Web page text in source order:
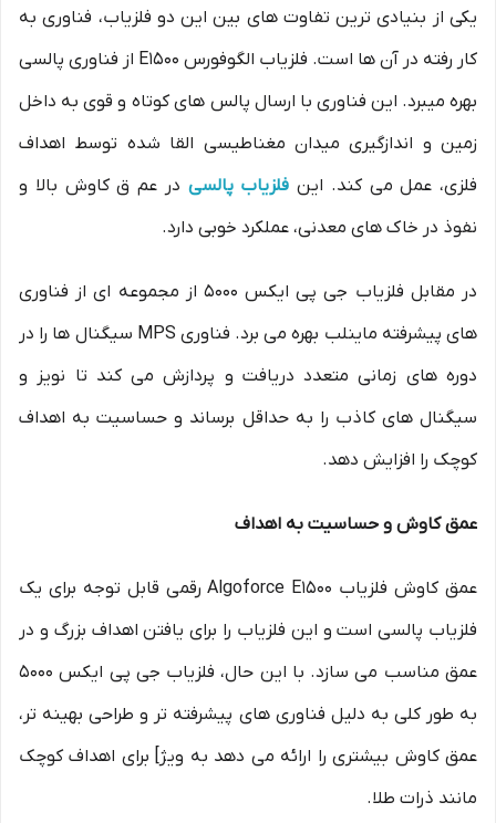
یکی از بنیادی ترین تفاوت های بین این دو فلزیاب، فناوری به
کار رفته در آن ها است. فلزیاب الگوفورس E1500 از فناوری پالسی
بهره میبرد. این فناوری با ارسال پالس های کوتاه و قوی به داخل
زمین و اندازگیری میدان مغناطیسی القا شده توسط اهداف
فلزی، عمل می کند. این فلزیاب پالسی در عم ق کاوش بالا و
نفوذ در خاک های معدنی، عملکرد خوبی دارد.
در مقابل فلزیاب جی پی ایکس 5000 از مجموعه ای از فناوری
های پیشرفته ماینلب بهره می برد. فناوری MPS سیگنال ها را در
دوره های زمانی متعدد دریافت و پردازش می کند تا نویز و
سیگنال های کاذب را به حداقل برساند و حساسیت به اهداف
کوچک را افزایش دهد.
عمق کاوش و حساسیت به اهداف
عمق کاوش فلزیاب Algoforce E1500 رقمی قابل توجه برای یک
فلزیاب پالسی است و این فلزیاب را برای یافتن اهداف بزرگ و در
عمق مناسب می سازد. با این حال، فلزیاب جی پی ایکس 5000
به طور کلی به دلیل فناوری های پیشرفته تر و طراحی بهینه تر،
عمق کاوش بیشتری را ارائه می دهد به ویژ] برای اهداف کوچک
مانند ذرات طلا.